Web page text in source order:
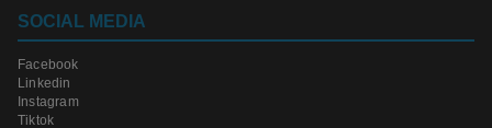
SOCIAL MEDIA
Facebook
Linkedin
Instagram
Tiktok